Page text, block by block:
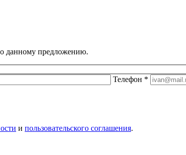
данному предложению.
Телефон *
и пользовательского соглашения.